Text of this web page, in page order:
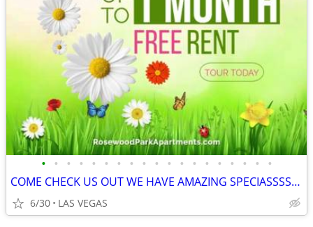
• • • • • • • • • • • • • • • • • • •
COME CHECK US OUT WE HAVE AMAZING SPECIASSSS COME CHECK US OUTTT
6/30 LAS VEGAS